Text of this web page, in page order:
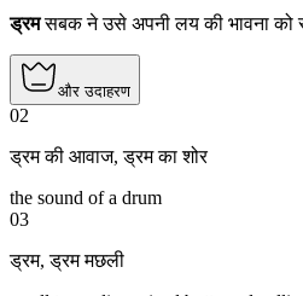
ड्रमसबक ने उसे अपनी लय की भावना को
और उदाहरण
02
ड्रम की आवाज,ड्रम का शोर
the sound of a drum
03
ड्रम,ड्रम मछली